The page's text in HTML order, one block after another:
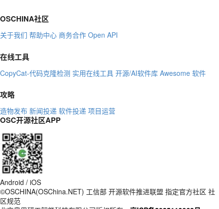
OSCHINA社区
关于我们 帮助中心 商务合作 Open API
在线工具
CopyCat-代码克隆检测 实用在线工具 开源/AI软件库 Awesome 软件
攻略
造物发布 新闻投递 软件投递 项目运营
OSC开源社区APP
Android / iOS
©OSCHINA(OSChina.NET) 工信部 开源软件推进联盟 指定官方社区 社
区规范